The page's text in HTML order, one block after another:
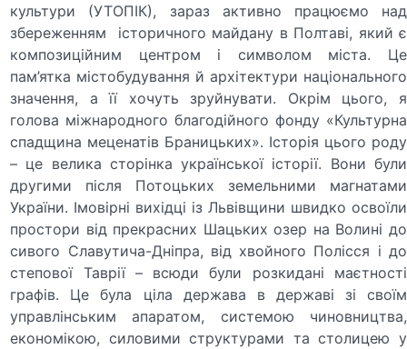
культури (УТОПІК), зараз активно працюємо над
збереженням історичного майдану в Полтаві, який є
композиційним центром і символом міста. Це
пам’ятка містобудування й архітектури національного
значення, а її хочуть зруйнувати. Окрім цього, я
голова міжнародного благодійного фонду «Культурна
спадщина меценатів Браницьких». Історія цього роду
– це велика сторінка української історії. Вони були
другими після Потоцьких земельними магнатами
України. Імовірні вихідці із Львівщини швидко освоїли
простори від прекрасних Шацьких озер на Волині до
сивого Славутича-Дніпра, від хвойного Полісся і до
степової Таврії – всюди були розкидані маєтності
графів. Це була ціла держава в державі зі своїм
управлінським апаратом, системою чиновництва,
економікою, силовими структурами та столицею у